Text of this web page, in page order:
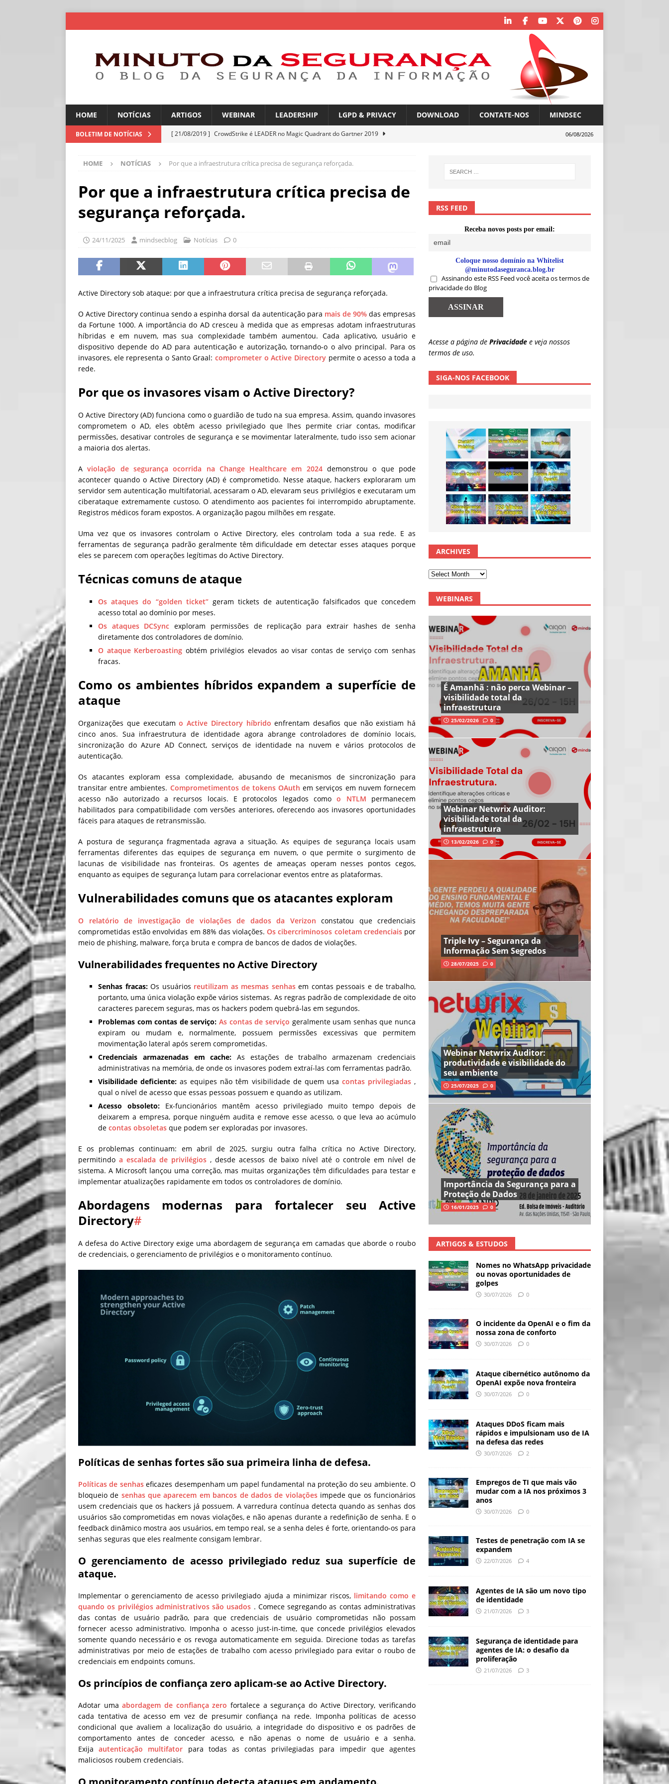
HOME NOTÍCIAS ARTIGOS WEBINAR LEADERSHIP LGPD & PRIVACY DOWNLOAD CONTATE-NOS MINDSEC
BOLETIM DE NOTÍCIAS [ 21/08/2019 ] CrowdStrike é LEADER no Magic Quadrant do Gartner 2019
[ 30/07/2026 ] ChatGPT entra na mira de campanhas de phishing
[ 30/07/2026 ]
Nomes no WhatsApp privacidade ou novas oportunidades de golpes
[ 30/07/2026 ] Deepfakes já enganam 90% dos brasileiros no trabalho
[ 30/07/2026 ]
06/08/2026
HOME NOTÍCIAS Por que a infraestrutura crítica precisa de segurança reforçada.
Por que a infraestrutura crítica precisa de
segurança reforçada.
24/11/2025 mindsecblog Notícias 0
Active Directory sob ataque: por que a infraestrutura crítica precisa de segurança reforçada.
O Active Directory continua sendo a espinha dorsal da autenticação para mais de 90%das empresas
da Fortune 1000. A importância do AD cresceu à medida que as empresas adotam infraestruturas
híbridas e em nuvem, mas sua complexidade também aumentou. Cada aplicativo, usuário e
dispositivo depende do AD para autenticação e autorização, tornando-o o alvo principal. Para os
invasores, ele representa o Santo Graal:comprometer o Active Directory permite o acesso a toda a
rede.
Por que os invasores visam o Active Directory?
O Active Directory (AD) funciona como o guardião de tudo na sua empresa. Assim, quando invasores
comprometem o AD, eles obtêm acesso privilegiado que lhes permite criar contas, modificar
permissões, desativar controles de segurança e se movimentar lateralmente, tudo isso sem acionar
a maioria dos alertas.
Aviolação de segurança ocorrida na Change Healthcare em 2024demonstrou o que pode
acontecer quando o Active Directory (AD) é comprometido. Nesse ataque, hackers exploraram um
servidor sem autenticação multifatorial, acessaram o AD, elevaram seus privilégios e executaram um
ciberataque extremamente custoso. O atendimento aos pacientes foi interrompido abruptamente.
Registros médicos foram expostos. A organização pagou milhões em resgate.
Uma vez que os invasores controlam o Active Directory, eles controlam toda a sua rede. E as
ferramentas de segurança padrão geralmente têm dificuldade em detectar esses ataques porque
eles se parecem com operações legítimas do Active Directory.
Técnicas comuns de ataque
Os ataques do “golden ticket”geram tickets de autenticação falsificados que concedem
acesso total ao domínio por meses.
Os ataques DCSync exploram permissões de replicação para extrair hashes de senha
diretamente dos controladores de domínio.
O ataque Kerberoasting obtém privilégios elevados ao visar contas de serviço com senhas
fracas.
Como os ambientes híbridos expandem a superfície de
ataque
Organizações que executamo Active Directory híbrido enfrentam desafios que não existiam há
cinco anos. Sua infraestrutura de identidade agora abrange controladores de domínio locais,
sincronização do Azure AD Connect, serviços de identidade na nuvem e vários protocolos de
autenticação.
Os atacantes exploram essa complexidade, abusando de mecanismos de sincronização para
transitar entre ambientes. Comprometimentos de tokens OAuth em serviços em nuvem fornecem
acesso não autorizado a recursos locais. E protocolos legados comoo NTLM permanecem
habilitados para compatibilidade com versões anteriores, oferecendo aos invasores oportunidades
fáceis para ataques de retransmissão.
A postura de segurança fragmentada agrava a situação. As equipes de segurança locais usam
ferramentas diferentes das equipes de segurança em nuvem, o que permite o surgimento de
lacunas de visibilidade nas fronteiras. Os agentes de ameaças operam nesses pontos cegos,
enquanto as equipes de segurança lutam para correlacionar eventos entre as plataformas.
Vulnerabilidades comuns que os atacantes exploram
O relatório de investigação de violações de dados da Verizon constatou que credenciais
comprometidas estão envolvidas em 88% das violações.Os cibercriminosos coletam credenciaispor
meio de phishing, malware, força bruta e compra de bancos de dados de violações.
Vulnerabilidades frequentes no Active Directory
Senhas fracas:Os usuários reutilizam as mesmas senhasem contas pessoais e de trabalho,
portanto, uma única violação expõe vários sistemas. As regras padrão de complexidade de oito
caracteres parecem seguras, mas os hackers podem quebrá-las em segundos.
Problemas com contas de serviço:As contas de serviço geralmente usam senhas que nunca
expiram ou mudam e, normalmente, possuem permissões excessivas que permitem
movimentação lateral após serem comprometidas.
Credenciais armazenadas em cache: As estações de trabalho armazenam credenciais
administrativas na memória, de onde os invasores podem extraí-las com ferramentas padrão.
Visibilidade deficiente: as equipes não têm visibilidade de quem usa contas privilegiadas,
qual o nível de acesso que essas pessoas possuem e quando as utilizam.
Acesso obsoleto:Ex-funcionários mantêm acesso privilegiado muito tempo depois de
deixarem a empresa, porque ninguém audita e remove esse acesso, o que leva ao acúmulo
de contas obsoletas que podem ser exploradas por invasores.
E os problemas continuam: em abril de 2025, surgiu outra falha crítica no Active Directory,
permitindoa escalada de privilégios , desde acessos de baixo nível até o controle em nível de
sistema. A Microsoft lançou uma correção, mas muitas organizações têm dificuldades para testar e
implementar atualizações rapidamente em todos os controladores de domínio.
Abordagens modernas para fortalecer seu Active
Directory#
A defesa do Active Directory exige uma abordagem de segurança em camadas que aborde o roubo
de credenciais, o gerenciamento de privilégios e o monitoramento contínuo.
Políticas de senhas fortes são sua primeira linha de defesa.
Políticas de senhaseficazes desempenham um papel fundamental na proteção do seu ambiente. O
bloqueio de senhas que aparecem em bancos de dados de violaçõesimpede que os funcionários
usem credenciais que os hackers já possuem. A varredura contínua detecta quando as senhas dos
usuários são comprometidas em novas violações, e não apenas durante a redefinição de senha. E o
feedback dinâmico mostra aos usuários, em tempo real, se a senha deles é forte, orientando-os para
senhas seguras que eles realmente consigam lembrar.
O gerenciamento de acesso privilegiado reduz sua superfície de
ataque.
Implementar o gerenciamento de acesso privilegiado ajuda a minimizar riscos, limitando como e
quando os privilégios administrativos são usados . Comece segregando as contas administrativas
das contas de usuário padrão, para que credenciais de usuário comprometidas não possam
fornecer acesso administrativo. Imponha o acesso just-in-time, que concede privilégios elevados
somente quando necessário e os revoga automaticamente em seguida. Direcione todas as tarefas
administrativas por meio de estações de trabalho com acesso privilegiado para evitar o roubo de
credenciais em endpoints comuns.
Os princípios de confiança zero aplicam-se ao Active Directory.
Adotar umaabordagem de confiança zero fortalece a segurança do Active Directory, verificando
cada tentativa de acesso em vez de presumir confiança na rede. Imponha políticas de acesso
condicional que avaliem a localização do usuário, a integridade do dispositivo e os padrões de
comportamento antes de conceder acesso, e não apenas o nome de usuário e a senha.
Exijaautenticação multifator para todas as contas privilegiadas para impedir que agentes
maliciosos roubem credenciais.
RSS FEED
Receba novos posts por email:
Coloque nosso domínio na Whitelist
@minutodaseguranca.blog.br
Assinando este RSS Feed você aceita os termos de
privacidade do Blog
Acesse a página de Privacidade e veja nossos
termos de uso.
SIGA-NOS FACEBOOK
ARCHIVES
WEBINARS
É Amanhã : não perca Webinar –
visibilidade total da
infraestrutura
25/02/2026 0
Webinar Netwrix Auditor:
visibilidade total da
infraestrutura
13/02/2026 0
Triple Ivy – Segurança da
Informação Sem Segredos
28/07/2025 0
Webinar Netwrix Auditor:
produtividade e visibilidade do
seu ambiente
25/07/2025 0
Importância da Segurança para a
Proteção de Dados
16/01/2025 0
ARTIGOS & ESTUDOS
Nomes no WhatsApp privacidade
ou novas oportunidades de
golpes
30/07/2026 0
O incidente da OpenAI e o fim da
nossa zona de conforto
30/07/2026 0
Ataque cibernético autônomo da
OpenAI expõe nova fronteira
30/07/2026 0
Ataques DDoS ficam mais
rápidos e impulsionam uso de IA
na defesa das redes
30/07/2026 2
Empregos de TI que mais vão
mudar com a IA nos próximos 3
anos
30/07/2026 0
Testes de penetração com IA se
expandem
22/07/2026 4
Agentes de IA são um novo tipo
de identidade
21/07/2026 3
Segurança de identidade para
agentes de IA: o desafio da
proliferação
21/07/2026 3